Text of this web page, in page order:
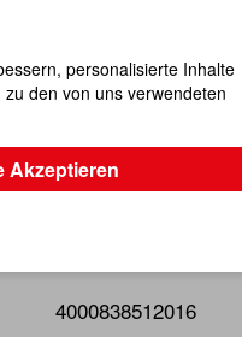
Struktur zu bewahren!
4000838512016
personalisierte Inhalte
den von uns verwendeten
Akzeptieren